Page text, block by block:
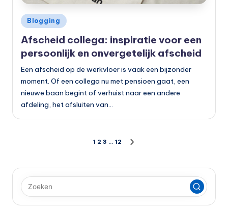
Geplaatst
in
Blogging
Afscheid collega: inspiratie voor een
persoonlijk en onvergetelijk afscheid
Een afscheid op de werkvloer is vaak een bijzonder
moment. Of een collega nu met pensioen gaat, een
nieuwe baan begint of verhuist naar een andere
afdeling, het afsluiten van…
paginering
1 2 3 … 12